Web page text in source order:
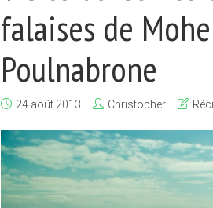
falaises de
Poulnabrone
24 août 2013 Christopher